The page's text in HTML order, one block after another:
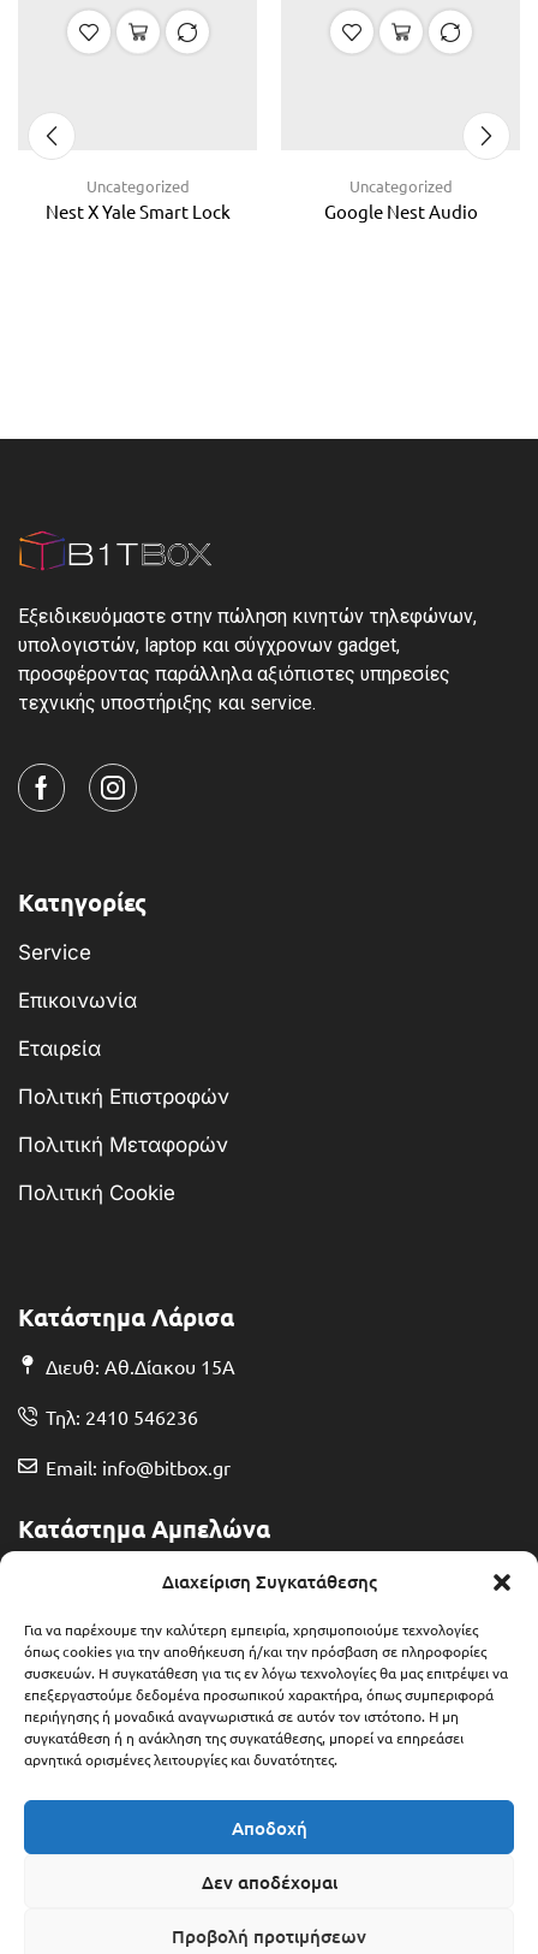
Διαχείριση Συγκατάθεσης
Για να παρέχουμε την καλύτερη εμπειρία, χρησιμοποιούμε τεχνολογίες
όπως cookies για την αποθήκευση ή/και την πρόσβαση σε πληροφορίες
συσκευών. Η συγκατάθεση για τις εν λόγω τεχνολογίες θα μας επιτρέψει να
επεξεργαστούμε δεδομένα προσωπικού χαρακτήρα, όπως συμπεριφορά
περιήγησης ή μοναδικά αναγνωριστικά σε αυτόν τον ιστότοπο. Η μη
συγκατάθεση ή η ανάκληση της συγκατάθεσης, μπορεί να επηρεάσει
αρνητικά ορισμένες λειτουργίες και δυνατότητες.
Αποδοχή
Δεν αποδέχομαι
Προβολή προτιμήσεων
Uncategorized
Nest X Yale Smart Lock
Uncategorized
Google Nest Audio
Εξειδικευόμαστε στην πώληση κινητών τηλεφώνων,
υπολογιστών, laptop και σύγχρονων gadget,
προσφέροντας παράλληλα αξιόπιστες υπηρεσίες
τεχνικής υποστήριξης και service.
Κατηγορίες
Service
Επικοινωνία
Εταιρεία
Πολιτική Επιστροφών
Πολιτική Μεταφορών
Πολιτική Cookie
Κατάστημα Λάρισα
Διευθ: Αθ.Δίακου 15Α
Τηλ: 2410 546236
Email: info@bitbox.gr
Κατάστημα Αμπελώνα
Διευθ: Θερμοπυλών 13
Τηλ: 2492 401071
Email: ampelonas@bitbox.gr
Copyright © 2025 Bitbox.gr